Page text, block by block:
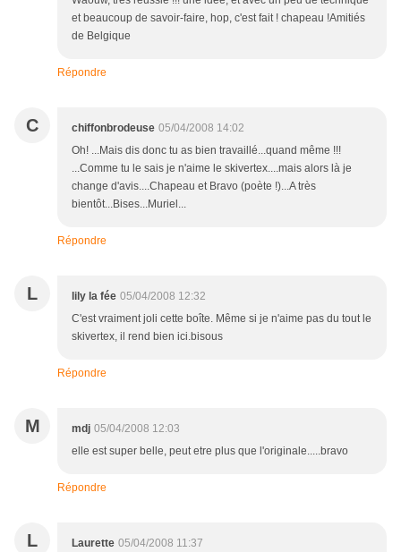
et beaucoup de savoir-faire, hop, c'est fait ! chapeau !Amitiés
de Belgique
Répondre
C chiffonbrodeuse 05/04/2008 14:02
Oh! ...Mais dis donc tu as bien travaillé...quand même !!!
...Comme tu le sais je n'aime le skivertex....mais alors là je
change d'avis....Chapeau et Bravo (poète !)...A très
bientôt...Bises...Muriel...
Répondre
L lily la fée 05/04/2008 12:32
C'est vraiment joli cette boîte. Même si je n'aime pas du tout le
skivertex, il rend bien ici.bisous
Répondre
M mdj 05/04/2008 12:03
elle est super belle, peut etre plus que l'originale.....bravo
Répondre
L Laurette 05/04/2008 11:37